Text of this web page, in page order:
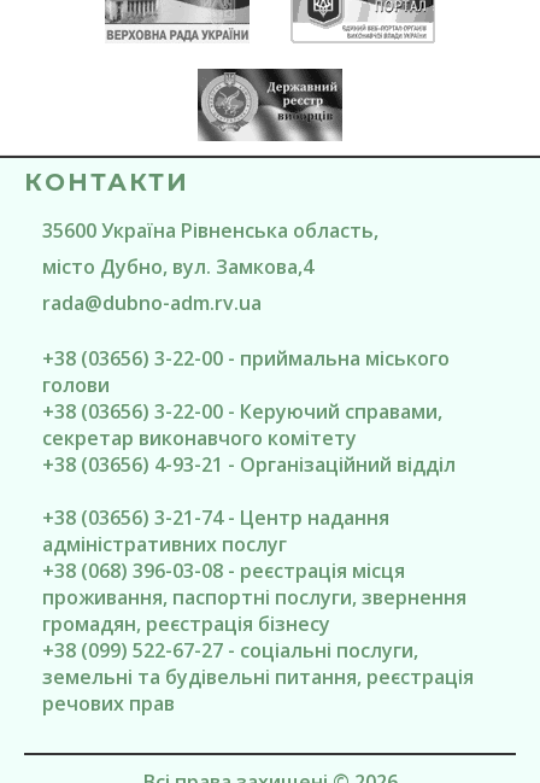
КОНТАКТИ
35600Україна Рівненська область,
місто Дубно, вул. Замкова,4
rada@dubno-adm.rv.ua
+38 (03656) 3-22-00 - приймальна міського
голови
+38 (03656) 3-22-00 - Керуючий справами,
секретар виконавчого комітету
+38 (03656) 4-93-21 - Організаційний відділ
+38 (03656) 3-21-74 - Центр надання
адміністративних послуг
+38 (068) 396-03-08 - реєстрація місця
проживання, паспортні послуги, звернення
громадян, реєстрація бізнесу
+38 (099) 522-67-27 - соціальні послуги,
земельні та будівельні питання, реєстрація
речових прав